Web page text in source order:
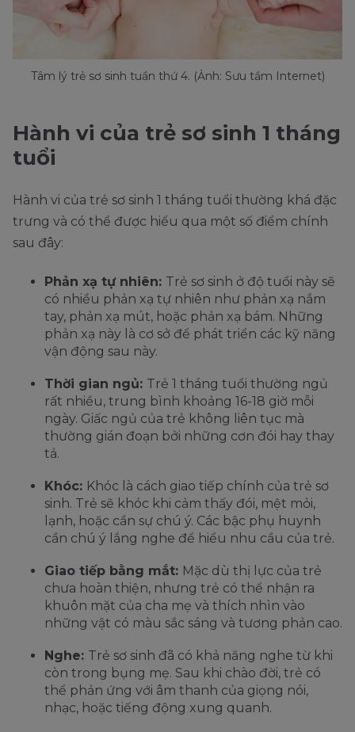
Tâm lý trẻ sơ sinh tuần thứ 4. (Ảnh: Sưu tầm Internet)
Hành vi của trẻ sơ sinh 1 tháng
tuổi
Hành vi của trẻ sơ sinh 1 tháng tuổi thường khá đặc
trưng và có thể được hiểu qua một số điểm chính
sau đây:
Phản xạ tự nhiên: Trẻ sơ sinh ở độ tuổi này sẽ
có nhiều phản xạ tự nhiên như phản xạ nắm
tay, phản xạ mút, hoặc phản xạ bám. Những
phản xạ này là cơ sở để phát triển các kỹ năng
vận động sau này.
Thời gian ngủ: Trẻ 1 tháng tuổi thường ngủ
rất nhiều, trung bình khoảng 16-18 giờ mỗi
ngày. Giấc ngủ của trẻ không liên tục mà
thường gián đoạn bởi những cơn đói hay thay
tả.
Khóc: Khóc là cách giao tiếp chính của trẻ sơ
sinh. Trẻ sẽ khóc khi cảm thấy đói, mệt mỏi,
lạnh, hoặc cần sự chú ý. Các bậc phụ huynh
cần chú ý lắng nghe để hiểu nhu cầu của trẻ.
Giao tiếp bằng mắt: Mặc dù thị lực của trẻ
chưa hoàn thiện, nhưng trẻ có thể nhận ra
khuôn mặt của cha mẹ và thích nhìn vào
những vật có màu sắc sáng và tương phản cao.
Nghe: Trẻ sơ sinh đã có khả năng nghe từ khi
còn trong bụng mẹ. Sau khi chào đời, trẻ có
thể phản ứng với âm thanh của giọng nói,
nhạc, hoặc tiếng động xung quanh.